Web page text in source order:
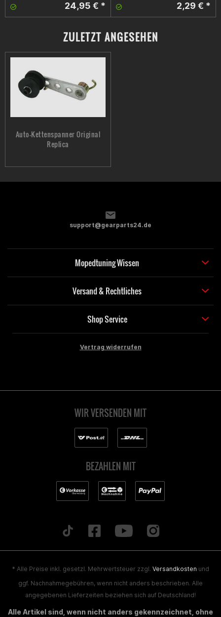
24,95 € * 2,29 € *
ZULETZT ANGESEHEN
Auto-Kettenspanner Original
Replica
support@gearparts24.de
Mopedtuning Wissen
Versand & Rechtliches
Shop Service
Vertrag widerrufen
WIR VERSENDEN MIT
BEZAHLEN MIT
* Alle Preise inkl. gesetzl. Mehrwertsteuer zzgl. Versandkosten und
ggf. Nachnahmegebühren, wenn nicht anders beschrieben. Alle
angegebenen Lieferzeiten beziehen sich auf Deutschland!
Alle Artikel sind, wenn nicht anders gekennzeichnet, ohne